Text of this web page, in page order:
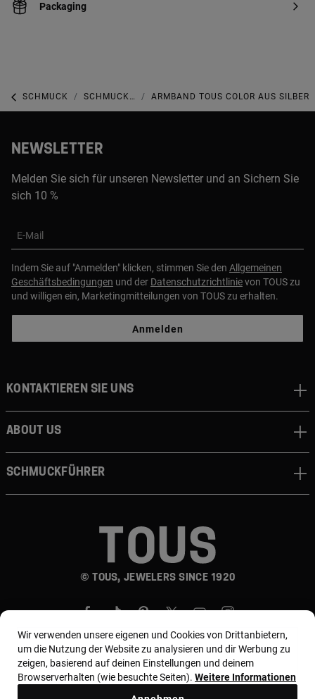
Packaging
SCHMUCK SCHMUCK MIT EDELSTEINEN ARMBAND TOUS COLOR AUS SILBER
NEWSLETTER
Melden Sie sich für unseren Newsletter und an Sichern Sie
sich 10 %
E-Mail
Indem Sie auf "Anmelden" klicken, stimmen Sie den Allgemeinen
Geschäftsbedingungen und der Datenschutzrichtlinievon TOUS zu
und willigen ein, Marketingmitteilungen von TOUS zu erhalten.
Anmelden
© TOUS, JEWELERS SINCE 1920
Kontaktieren sie uns
About us
Schmuckführer
Land und Währung:Germany / Euro
Wir verwenden unsere eigenen und Cookies von Drittanbietern,
um die Nutzung der Website zu analysieren und dir Werbung zu
zeigen, basierend auf deinen Einstellungen und deinem
Browserverhalten (wie besuchte Seiten). Weitere Informationen